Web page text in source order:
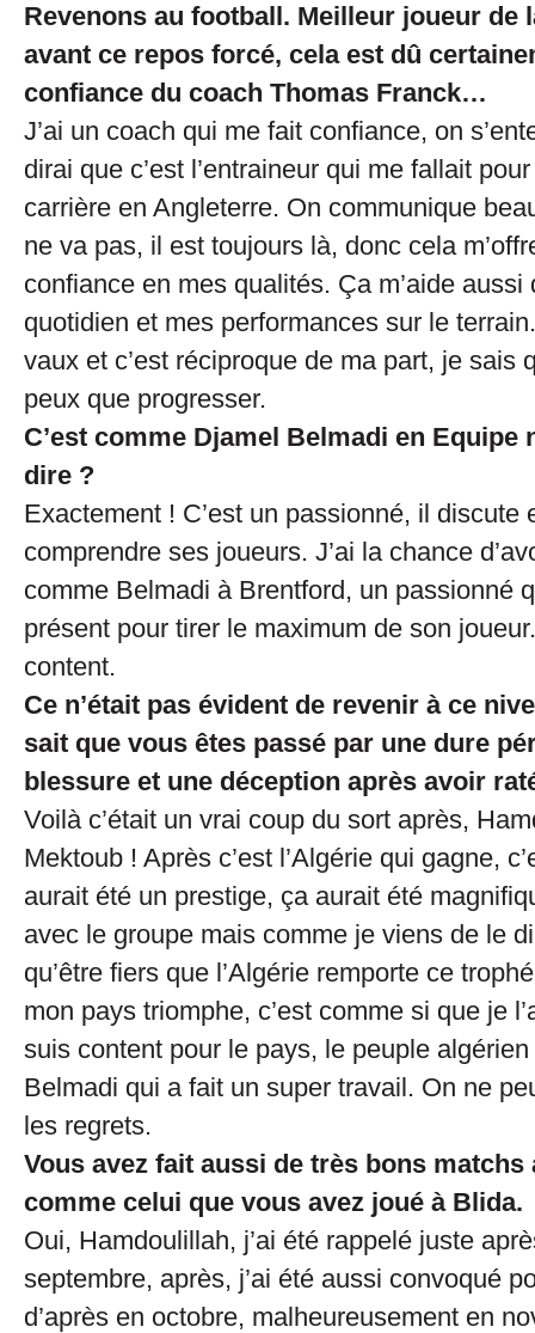
Revenons au football. Meilleur joueur de
avant ce repos forcé, cela est dû
confiance du coach Thomas Franck…
J’ai un coach qui me fait confiance, on
dirai que c’est l’entraineur qui me fallait
carrière en Angleterre. On communique
ne va pas, il est toujours là, donc cela
confiance en mes qualités. Ça m’aide aussi
quotidien et mes performances sur le
vaux et c’est réciproque de ma part, je sais
peux que progresser.
C’est comme Djamel Belmadi en Equipe
dire ?
Exactement ! C’est un passionné, il discute
comprendre ses joueurs. J’ai la chance
comme Belmadi à Brentford, un passionné
présent pour tirer le maximum de son
content.
Ce n’était pas évident de revenir à ce
sait que vous êtes passé par une dure
blessure et une déception après avoir
Voilà c’était un vrai coup du sort après,
Mektoub ! Après c’est l’Algérie qui gagne,
aurait été un prestige, ça aurait été
avec le groupe mais comme je viens de le
qu’être fiers que l’Algérie remporte ce
mon pays triomphe, c’est comme si que je
suis content pour le pays, le peuple
Belmadi qui a fait un super travail. On ne
les regrets.
Vous avez fait aussi de très bons matchs
comme celui que vous avez joué à Blida.
Oui, Hamdoulillah, j’ai été rappelé juste
septembre, après, j’ai été aussi convoqué
d’après en octobre, malheureusement en